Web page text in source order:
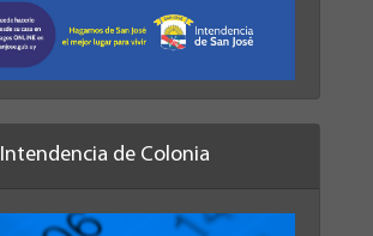
Intendencia de Colonia